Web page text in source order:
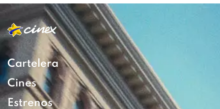
Cartelera
Cines
Estrenos